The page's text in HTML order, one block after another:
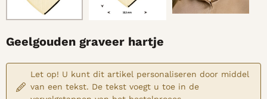
Geelgouden graveer hartje
Let op! U kunt dit artikel personaliseren door middel
van een tekst. De tekst voegt u toe in de